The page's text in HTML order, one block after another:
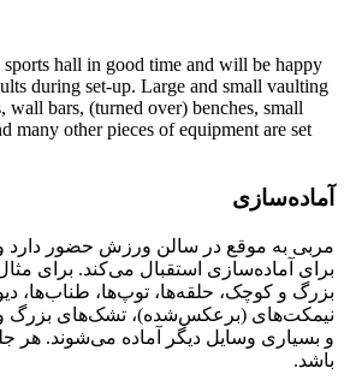
hall in good time and will be happy
during set-up. Large and small vaulting
wall bars, (turned over) benches, small
many other pieces of equipment are set
آماده‌سازی
مربی به موقع در سالن ورزش حضور دارد
برای آماده‌سازی استقبال می‌کند. برای
بزرگ و کوچک، حلقه‌ها، توپ‌ها، طناب‌ها،
نیمکت‌های (برعکس‌شده)، تشک‌های بزرگ
و بسیاری وسایل دیگر آماده می‌شوند. هر
باشد.